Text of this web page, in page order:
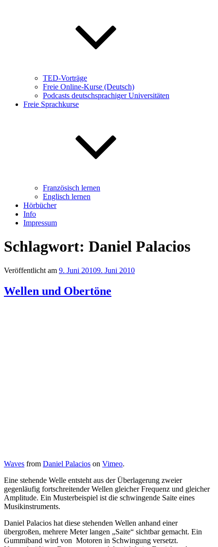
TED-Vorträge
Freie Online-Kurse (Deutsch)
Podcasts deutschsprachiger Universitäten
Freie Sprachkurse
Französisch lernen
Englisch lernen
Hörbücher
Info
Impressum
Schlagwort: Daniel Palacios
Veröffentlicht am 9. Juni 20109. Juni 2010
Wellen und Obertöne
Waves from Daniel Palacios on Vimeo.
Eine stehende Welle entsteht aus der Überlagerung zweier
gegenläufig fortschreitender Wellen gleicher Frequenz und gleicher
Amplitude. Ein Musterbeispiel ist die schwingende Saite eines
Musikinstruments.
Daniel Palacios hat diese stehenden Wellen anhand einer
übergroßen, mehrere Meter langen „Saite“ sichtbar gemacht. Ein
Gummiband wird von Motoren in Schwingung versetzt.